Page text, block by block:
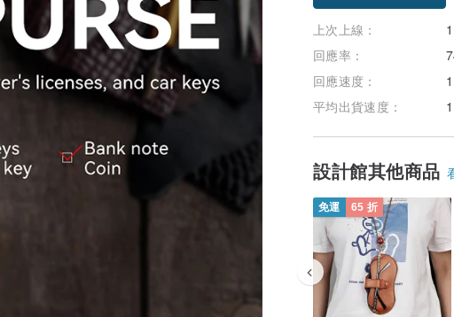
上次上線：
回應率：
回應速度：
平均出貨速度：
設計館其他商品
免運 65 折